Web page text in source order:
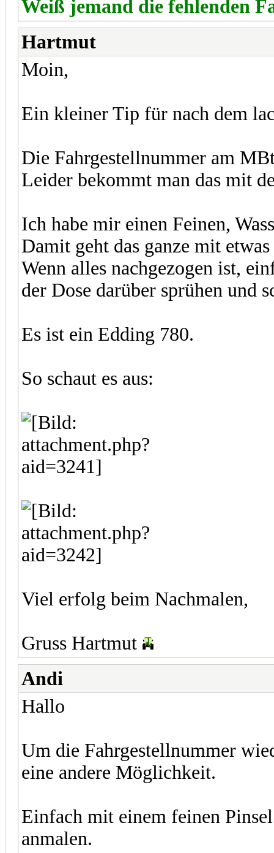
Weiß jemand die fehlenden
Hartmut
Moin,
Ein kleiner Tip für nach dem
Die Fahrgestellnummer am
Leider bekommt man das mit
Ich habe mir einen Feinen,
Damit geht das ganze mit
Wenn alles nachgezogen ist,
der Dose darüber sprühen und
Es ist ein Edding 780.
So schaut es aus:
Viel erfolg beim Nachmalen,
Gruss Hartmut
Andi
Hallo
Um die Fahrgestellnummer
eine andere Möglichkeit.
Einfach mit einem feinen
anmalen.